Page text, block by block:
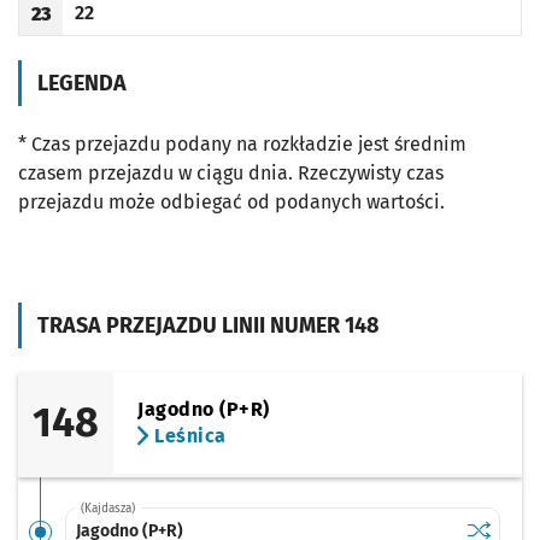
TRASA PRZEJAZDU LINII NUMER 148
148
Jagodno (P+R)
Leśnica
(Kajdasza)
Jagodno (P+R) Sprawdź
Jagodno
Godzina odjazdu
23
Odjazd
22
minut po godzinie 23
LEGENDA
* Czas przejazdu podany na rozkładzie jest średnim
czasem przejazdu w ciągu dnia. Rzeczywisty czas
przejazdu może odbiegać od podanych wartości.